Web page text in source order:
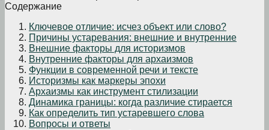
Содержание
Ключевое отличие: исчез объект или слово?
Причины устаревания: внешние и внутренние
Внешние факторы для историзмов
Внутренние факторы для архаизмов
Функции в современной речи и тексте
Историзмы как маркеры эпохи
Архаизмы как инструмент стилизации
Динамика границы: когда различие стирается
Как определить тип устаревшего слова
Вопросы и ответы